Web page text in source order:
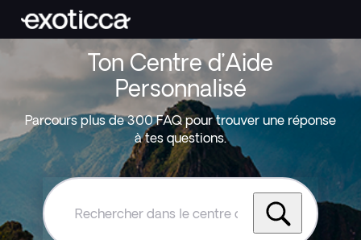
Ton Centre d’Aide
Personnalisé
Parcours plus de 300 FAQ pour trouver une réponse
à tes questions.
Rechercher